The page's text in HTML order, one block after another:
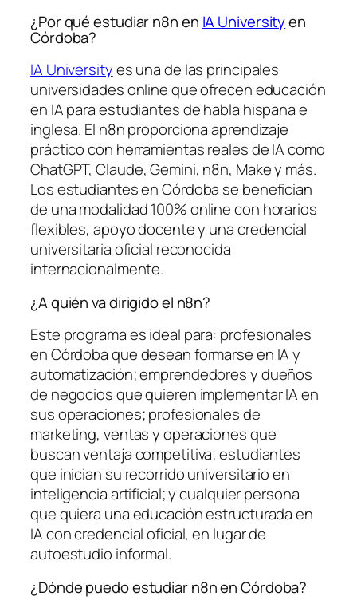
¿Por qué estudiar n8n en IA Universityen
Córdoba?
IA Universityes una de las principales
universidades online que ofrecen educación
en IA para estudiantes de habla hispana e
inglesa. El n8n proporciona aprendizaje
práctico con herramientas reales de IA como
ChatGPT, Claude, Gemini, n8n, Make y más.
Los estudiantes en Córdoba se benefician
de una modalidad 100% online con horarios
flexibles, apoyo docente y una credencial
universitaria oficial reconocida
internacionalmente.
¿A quién va dirigido el n8n?
Este programa es ideal para: profesionales
en Córdoba que desean formarse en IA y
automatización; emprendedores y dueños
de negocios que quieren implementar IA en
sus operaciones; profesionales de
marketing, ventas y operaciones que
buscan ventaja competitiva; estudiantes
que inician su recorrido universitario en
inteligencia artificial; y cualquier persona
que quiera una educación estructurada en
IA con credencial oficial, en lugar de
autoestudio informal.
¿Dónde puedo estudiar n8n en Córdoba?